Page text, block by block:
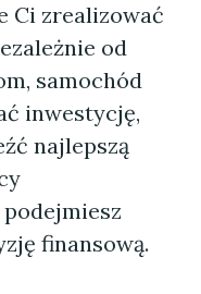
Ci zrealizować
od
samochód
inwestycję,
najlepszą
finansową.